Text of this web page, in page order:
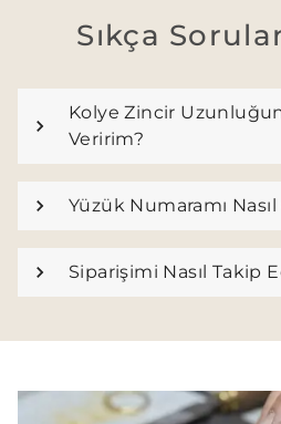
Sıkça
Kolye Zincir
Veririm?
Yüzük Numaramı
Siparişimi Nasıl Takip